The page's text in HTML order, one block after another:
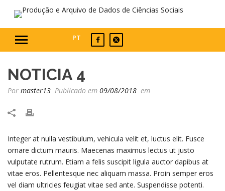
PT
NOTICIA 4
Por master13 Publicado em 09/08/2018 em
Integer at nulla vestibulum, vehicula velit et, luctus elit. Fusce
ornare dictum mauris. Maecenas maximus lectus ut justo
vulputate rutrum. Etiam a felis suscipit ligula auctor dapibus at
vitae eros. Pellentesque nec aliquam massa. Proin semper eros
vel diam ultricies feugiat vitae sed ante. Suspendisse potenti.